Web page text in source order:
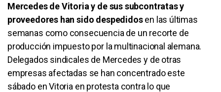
Mercedes de Vitoria y de sus subcontratas y
proveedores han sido despedidosen las últimas
semanas como consecuencia de un recorte de
producción impuesto por la multinacional alemana.
Delegados sindicales de Mercedes y de otras
empresas afectadas se han concentrado este
sábado en Vitoria en protesta contra lo que